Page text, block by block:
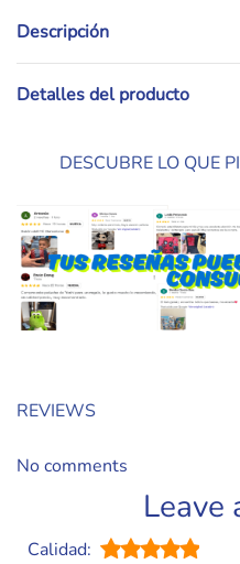
Descripción
Detalles del producto
DESCUBRE LO QUE
REVIEWS
No comments
Leave
Calidad: